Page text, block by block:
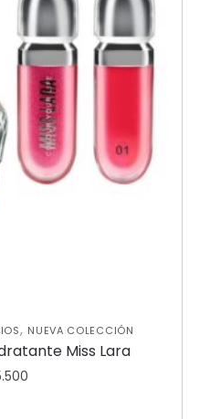
, NUEVA COLECCIÓN
Miss Lara